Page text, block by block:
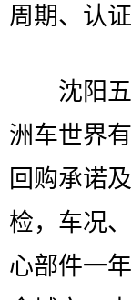
周期、认
沈阳五
洲车世界
回购承诺
检，车况
心部件一